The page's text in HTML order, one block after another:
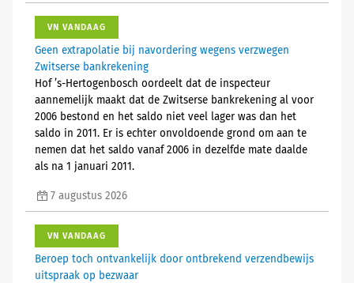
VN VANDAAG
Geen extrapolatie bij navordering wegens verzwegen
Zwitserse bankrekening
Hof ’s-Hertogenbosch oordeelt dat de inspecteur
aannemelijk maakt dat de Zwitserse bankrekening al voor
2006 bestond en het saldo niet veel lager was dan het
saldo in 2011. Er is echter onvoldoende grond om aan te
nemen dat het saldo vanaf 2006 in dezelfde mate daalde
als na 1 januari 2011.
7 augustus 2026
VN VANDAAG
Beroep toch ontvankelijk door ontbrekend verzendbewijs
uitspraak op bezwaar